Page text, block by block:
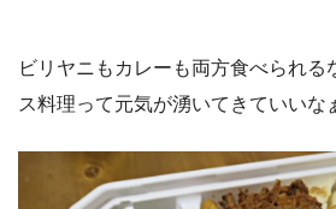
ビリヤニもカレーも両方食べられる
ス料理って元気が湧いてきていいな